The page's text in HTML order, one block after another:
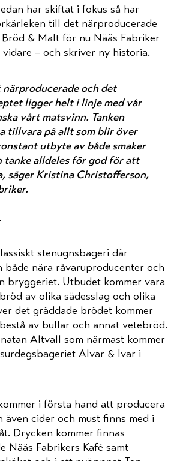
har skiftat i fokus så har
till det närproducerade
& Malt för nu Nääs Fabriker
– och skriver ny historia.
närproducerade och det
ligger helt i linje med vår
vårt matsvinn. Tanken
tillvara på allt som blir över
utbyte av både smaker
tanke alldeles för god för att
säger Kristina Christofferson,
stenugnsbageri där
både nära råvaruproducenter och
bryggeriet. Utbudet kommer vara
av olika sädesslag och olika
det gräddade brödet kommer
av bullar och annat vetebröd.
Altvall som närmast kommer
Alvar & Ivar i
i första hand att producera
även cider och must finns med i
Drycken kommer finnas
Nääs Fabrikers Kafé samt